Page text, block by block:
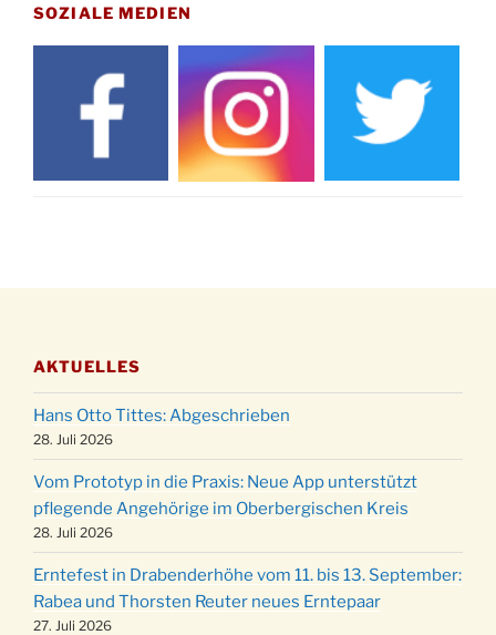
Drabenderhöhe um 11:15 Uhr
21.11.
Basar im Ev. Gemeindehaus von 14-16:30 Uhr
Katharinenball des Honterus Chors im
Stadtteilhaus um 19:00 Uhr
Kinderbibeltag im Ev. Gemeindehaus von 10-
12 Uhr
Stadtteilhaus um 19:00 Uhr
11.12.
Puer-Natus weihnachtliches Brauchtum am
Robert-Gassner-Hof um 17:00 Uhr
19.12.
Kinderbibeltag im Ev. Gemeindehaus von 10-
12 Uhr
20.12.
Weihnachts-Konzert des Honterus Chors in
der Kirche um 17:00 Uhr
24.12.
Familiengottesdienst mit Krippenspiel im Ev.
Gemeindehaus um 15:00 Uhr
24.12. Familiengottesdienst in der FeG um 16 Uhr
SOZIALE MEDIEN
AKTUELLES
Hans Otto Tittes: Abgeschrieben
28. Juli 2026
Vom Prototyp in die Praxis: Neue App unterstützt
pflegende Angehörige im Oberbergischen Kreis
28. Juli 2026
Erntefest in Drabenderhöhe vom 11. bis 13. September:
Rabea und Thorsten Reuter neues Erntepaar
27. Juli 2026